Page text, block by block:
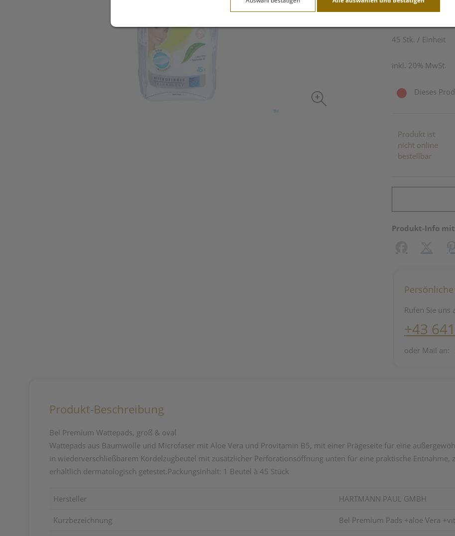
45 Stk. / Einheit
inkl. 20% MwSt.
Dieses
Produkt ist
nicht online
bestellbar
Produkt-Info
Rufen Sie uns
+43
oder Mail an:
Produkt-Beschreibung
Bel Premium Wattepads, groß & oval
Wattepads aus Baumwolle und Microfaser mit Aloe Vera und Provitamin B5, mit einer Prägeseite für eine
in wiederverschließbarem Kordelzugbeutel mit zusätzlicher Perforationsöffnung unten für eine praktische Entnahme,
erhältlich dermatologisch getestet.Packungsinhalt: 1 Beutel à 45 Stück
Hersteller HARTMANN PAUL GMBH
Kurzbezeichnung Bel Premium Pads +aloe Vera